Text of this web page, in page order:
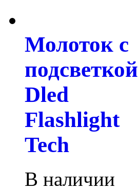
Молоток с
подсветкой
Dled
Flashlight
Tech
В наличии